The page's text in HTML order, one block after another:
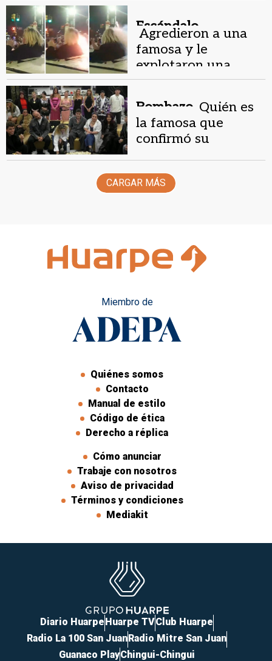
Escándalo.
Agredieron a una
famosa y le
explotaron una
cañita voladora en
Bombazo. Quién es
la famosa que
confirmó su
de Gran Hermano
CARGAR MÁS
Miembro de
Quiénes somos
Contacto
Manual de estilo
Código de ética
Derecho a réplica
Cómo anunciar
Trabaje con nosotros
Aviso de privacidad
Términos y condiciones
Mediakit
Diario HuarpeHuarpe TVClub Huarpe
Radio La 100 San JuanRadio Mitre San Juan
Guanaco PlayChingui-Chingui